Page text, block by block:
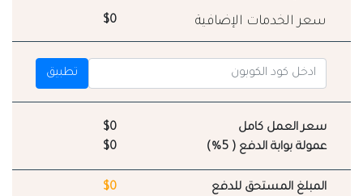
سعر الخدمات الإضافية $0
تطبيق
سعر العمل كامل
$0
عمولة بوابة الدفع ( 5%)
$0
المبلغ المستحق للدفع $0